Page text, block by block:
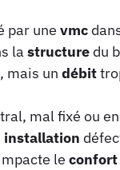
par une vmc
la structure du
, mais un débit
mal fixé ou
installation
le confort